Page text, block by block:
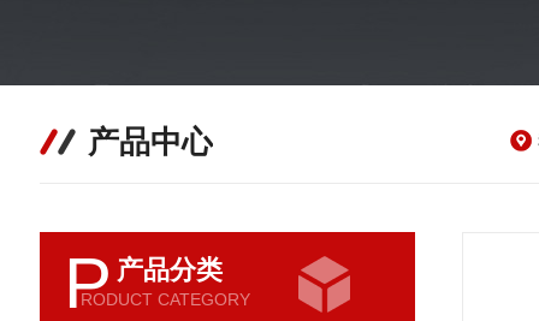
产品中心
P 产品分类
RODUCT CATEGORY